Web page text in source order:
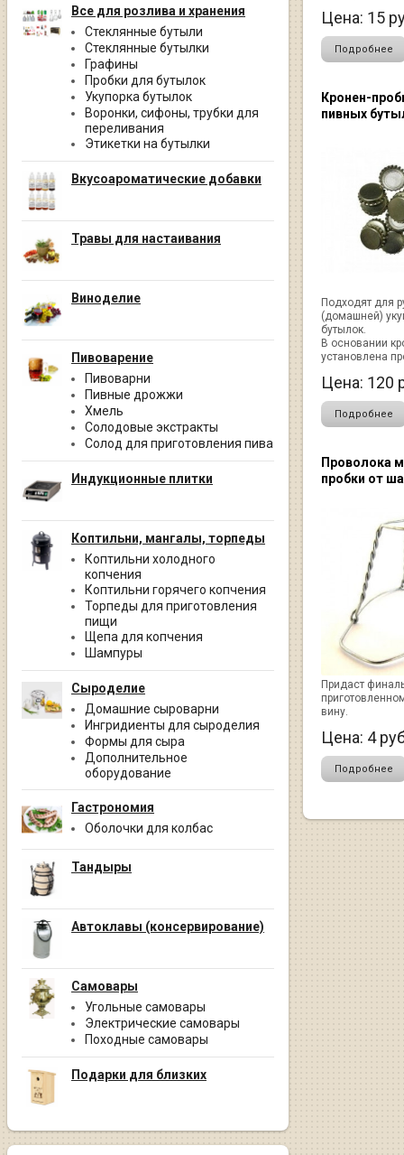
Все для розлива и хранения
Стеклянные бутыли
Стеклянные бутылки
Графины
Пробки для бутылок
Укупорка бутылок
Воронки, сифоны, трубки для
переливания
Этикетки на бутылки
Вкусоароматические добавки
Травы для настаивания
Виноделие
Пивоварение
Пивоварни
Пивные дрожжи
Хмель
Солодовые экстракты
Солод для приготовления пива
Индукционные плитки
Коптильни, мангалы, торпеды
Коптильни холодного
копчения
Коптильни горячего копчения
Торпеды для приготовления
пищи
Щепа для копчения
Шампуры
Сыроделие
Домашние сыроварни
Ингридиенты для сыроделия
Формы для сыра
Дополнительное
оборудование
Гастрономия
Оболочки для колбас
Тандыры
Автоклавы (консервирование)
Самовары
Угольные самовары
Электрические самовары
Походные самовары
Подарки для близких
Цена: 15
Подробнее
Кронен-
пивных
Подходят для
(домашней)
бутылок.
В основании
установлена
Цена: 120
Подробнее
Проволока
пробки от
Придаст
вину.
Цена: 4
Подробнее